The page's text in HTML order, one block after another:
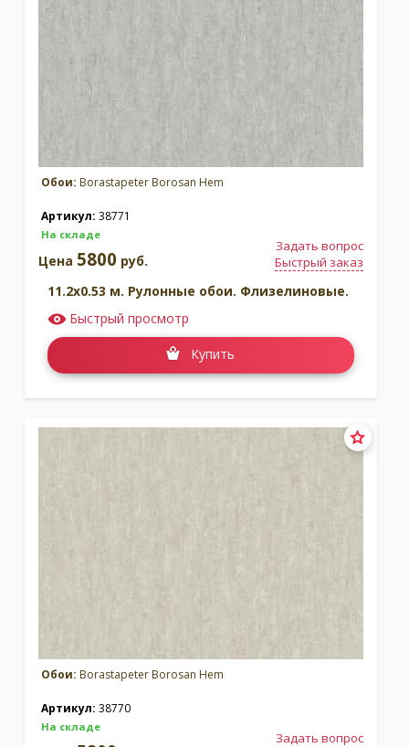
Обои: Borastapeter Borosan Hem
Артикул: 38771
На складе
Задать вопрос
Быстрый заказ
Цена 5800 руб.
11.2x0.53 м. Рулонные обои. Флизелиновые.
Быстрый просмотр
Купить
Обои: Borastapeter Borosan Hem
Артикул: 38770
На складе
Задать вопрос